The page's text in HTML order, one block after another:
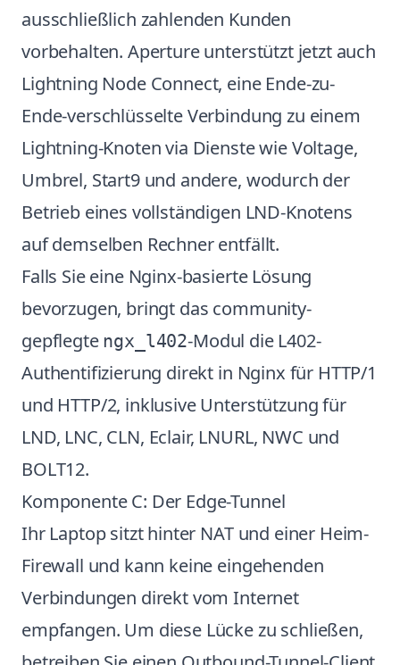
ausschließlich zahlenden Kunden
vorbehalten. Aperture unterstützt jetzt auch
Lightning Node Connect, eine Ende-zu-
Ende-verschlüsselte Verbindung zu einem
Lightning-Knoten via Dienste wie Voltage,
Umbrel, Start9 und andere, wodurch der
Betrieb eines vollständigen LND-Knotens
auf demselben Rechner entfällt.
Falls Sie eine Nginx-basierte Lösung
bevorzugen, bringt das community-
gepflegte ngx_l402-Modul die L402-
Authentifizierung direkt in Nginx für HTTP/1
und HTTP/2, inklusive Unterstützung für
LND, LNC, CLN, Eclair, LNURL, NWC und
BOLT12.
Komponente C: Der Edge-Tunnel
Ihr Laptop sitzt hinter NAT und einer Heim-
Firewall und kann keine eingehenden
Verbindungen direkt vom Internet
empfangen. Um diese Lücke zu schließen,